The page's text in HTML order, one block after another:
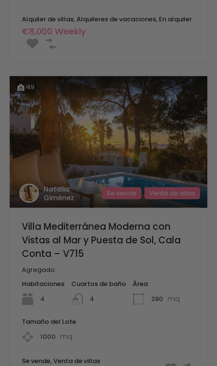
Alquiler de villas, Alquileres de vacaciones, En alquiler
€8,000 Weekly
49
Natalia
Giménez
Se vende Venta de villas
Villa Mediterránea Moderna con
Vistas al Mar y Puesta de Sol, Cala
Conta – V715
Agregado:
Habitaciones
4
Cuartos de baño
4
Área
280 mq
Tamaño del Lote
1000 mq
Se vende, Venta de villas